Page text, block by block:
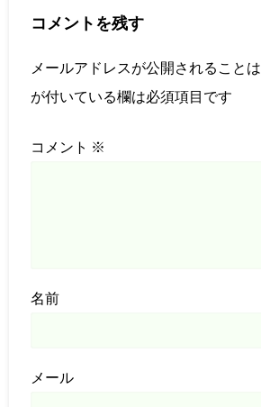
コメントを残す
メールアドレスが公開されることは
が付いている欄は必須項目です
コメント ※
名前
メール